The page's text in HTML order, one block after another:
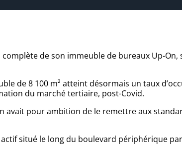
de son immeuble de bureaux Up-On,
de 8 100 m² atteint désormais un taux
du marché tertiaire, post-Covid.
avait pour ambition de le remettre aux
situé le long du boulevard périphérique